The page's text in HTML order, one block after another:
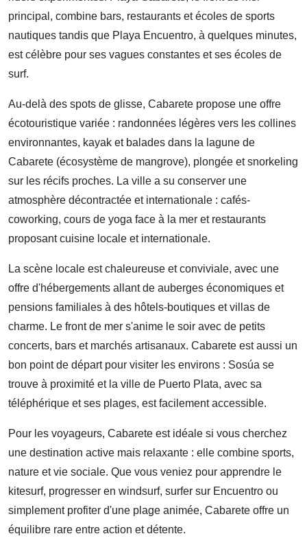
principal, combine bars, restaurants et écoles de sports
nautiques tandis que Playa Encuentro, à quelques minutes,
est célèbre pour ses vagues constantes et ses écoles de
surf.
Au-delà des spots de glisse, Cabarete propose une offre
écotouristique variée : randonnées légères vers les collines
environnantes, kayak et balades dans la lagune de
Cabarete (écosystème de mangrove), plongée et snorkeling
sur les récifs proches. La ville a su conserver une
atmosphère décontractée et internationale : cafés-
coworking, cours de yoga face à la mer et restaurants
proposant cuisine locale et internationale.
La scène locale est chaleureuse et conviviale, avec une
offre d'hébergements allant de auberges économiques et
pensions familiales à des hôtels-boutiques et villas de
charme. Le front de mer s'anime le soir avec de petits
concerts, bars et marchés artisanaux. Cabarete est aussi un
bon point de départ pour visiter les environs : Sosúa se
trouve à proximité et la ville de Puerto Plata, avec sa
téléphérique et ses plages, est facilement accessible.
Pour les voyageurs, Cabarete est idéale si vous cherchez
une destination active mais relaxante : elle combine sports,
nature et vie sociale. Que vous veniez pour apprendre le
kitesurf, progresser en windsurf, surfer sur Encuentro ou
simplement profiter d'une plage animée, Cabarete offre un
équilibre rare entre action et détente.